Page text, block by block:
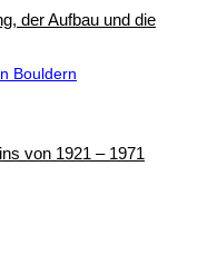
der Aufbau und die
von 1921 – 1971